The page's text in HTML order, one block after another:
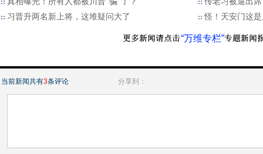
习晋升两名新上将，这堆疑问大了
怪！天安门这
“万维专栏”
当前新闻共有3条评论 分享到：